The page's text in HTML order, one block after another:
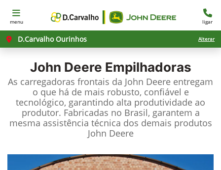
menu ligar
D.Carvalho Ourinhos Alterar
John Deere Empilhadoras
As carregadoras frontais da John Deere entregam
o que há de mais robusto, confiável e
tecnológico, garantindo alta produtividade ao
produtor. Fabricadas no Brasil, garantem a
mesma assistência técnica dos demais produtos
John Deere